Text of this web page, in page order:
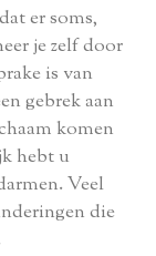
er soms,
je zelf door
is van
gebrek aan
komen
hebt u
Veel
die